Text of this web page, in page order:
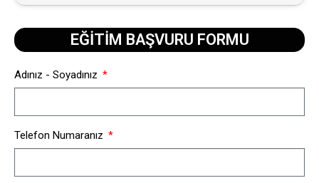
EĞİTİM BAŞVURU FORMU​
Adınız - Soyadınız
Telefon Numaranız